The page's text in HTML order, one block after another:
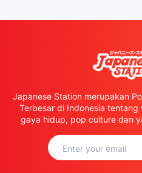
Japanese Station merupakan
Terbesar di Indonesia
gaya hidup, pop culture dan